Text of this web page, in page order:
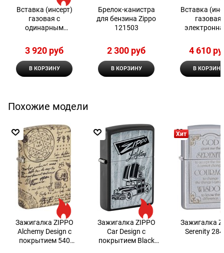
Вставка (инсерт)
газовая с
одинарным
широкой зажигалки
Zippo
3 920 руб
В КОРЗИНУ
Брелок-канистра
для бензина Zippo
121503
2 300 руб
В КОРЗИНУ
Вставка
газовая
Zippo
4 610
В КОРЗИНУ
Похожие модели
Зажигалка ZIPPO
Alchemy Design с
покрытием 540
Зажигалка ZIPPO
Car Design с
покрытием Black
Хит
Зажигалка
Serenity